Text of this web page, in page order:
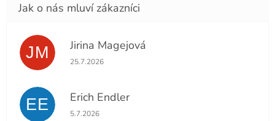
JM Jirina Magejová
Hodnocení obchodu je 5 z 5 hvězdiček.
25.7.2026
EE Erich Endler
Hodnocení obchodu je 5 z 5 hvězdiček.
5.7.2026